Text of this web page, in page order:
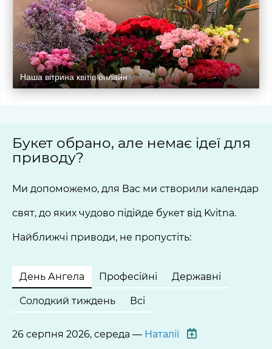
Наша вітрина квітів онлайн
Букет обрано, але немає ідеї для
приводу?
Ми допоможемо, для Вас ми створили календар
свят, до яких чудово підійде букет від Kvitna.
Найближчі приводи, не пропустіть:
День Ангела Професійні Державні
Солодкий тиждень Всі
26 серпня 2026, середа — Наталії